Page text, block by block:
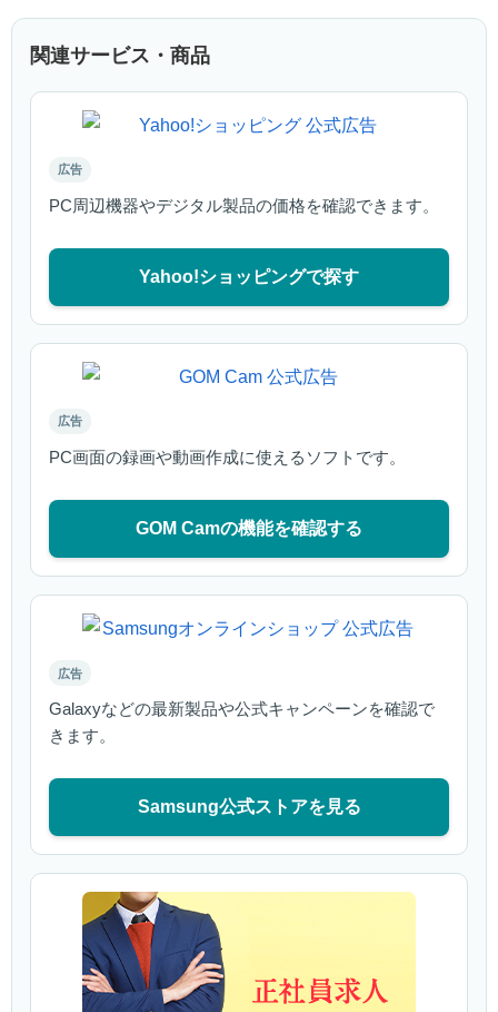
関連サービス・商品
広告
PC周辺機器やデジタル製品の価格を確認できます。
Yahoo!ショッピングで探す
広告
PC画面の録画や動画作成に使えるソフトです。
GOM Camの機能を確認する
広告
Galaxyなどの最新製品や公式キャンペーンを確認で
きます。
Samsung公式ストアを見る